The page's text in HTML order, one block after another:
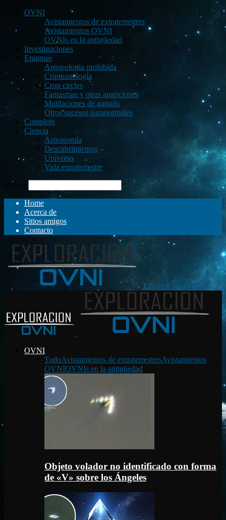
OVNI
Avistamientos de extraterrestres
Avistamientos OVNI
OVNIs en la antigüedad
Investigaciones
Enigmas
Arqueología prohibida
Criptozoología
Crop circles
Fantasmas y otras apariciones
Mutilaciones de ganado
Otros sucesos paranormales
Complots
Ciencia
Astronomía
Descubrimientos
Universo
Vida extraterrestre
Buscar
Home
Acerca de
Sitios amigos
Contacto
Exploración OVNI
OVNI
TodoAvistamientos de extraterrestresAvistamientos
OVNIOVNIs en la antigüedad
Objeto volador no identificado con forma
de «V» sobre los Ángeles